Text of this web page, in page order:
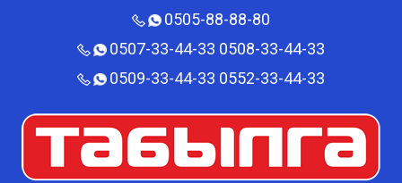
0505-88-88-80‬
0507-33-44-33 0508-33-44-33
0509-33-44-33 0552-33-44-33